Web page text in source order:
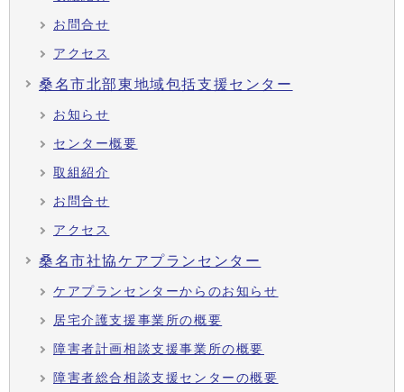
お問合せ
アクセス
桑名市北部東地域包括支援センター
お知らせ
センター概要
取組紹介
お問合せ
アクセス
桑名市社協ケアプランセンター
ケアプランセンターからのお知らせ
居宅介護支援事業所の概要
障害者計画相談支援事業所の概要
障害者総合相談支援センターの概要